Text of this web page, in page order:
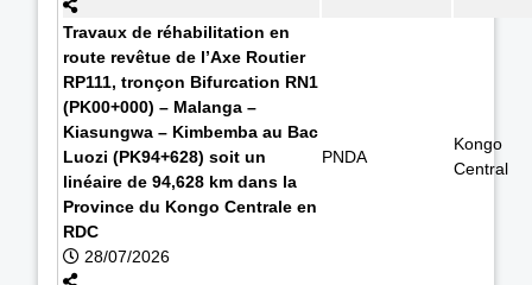
Travaux de réhabilitation en
route revêtue de l’Axe Routier
RP111, tronçon Bifurcation RN1
(PK00+000) – Malanga –
Kiasungwa – Kimbemba au Bac
Luozi (PK94+628) soit un
linéaire de 94,628 km dans la
Province du Kongo Centrale en
RDC
28/07/2026
PNDA
Kongo
Central